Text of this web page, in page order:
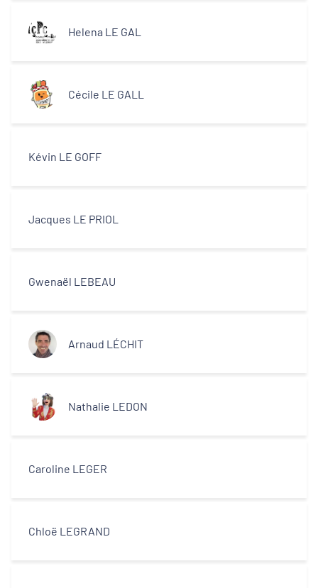
Helena LE GAL
Cécile LE GALL
Kévin LE GOFF
Jacques LE PRIOL
Gwenaël LEBEAU
Arnaud LÉCHIT
Nathalie LEDON
Caroline LEGER
Chloë LEGRAND